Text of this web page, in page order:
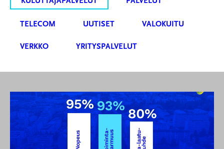
TELECOM UUTISET VALOKUITU
VERKKO YRITYSPALVELUT